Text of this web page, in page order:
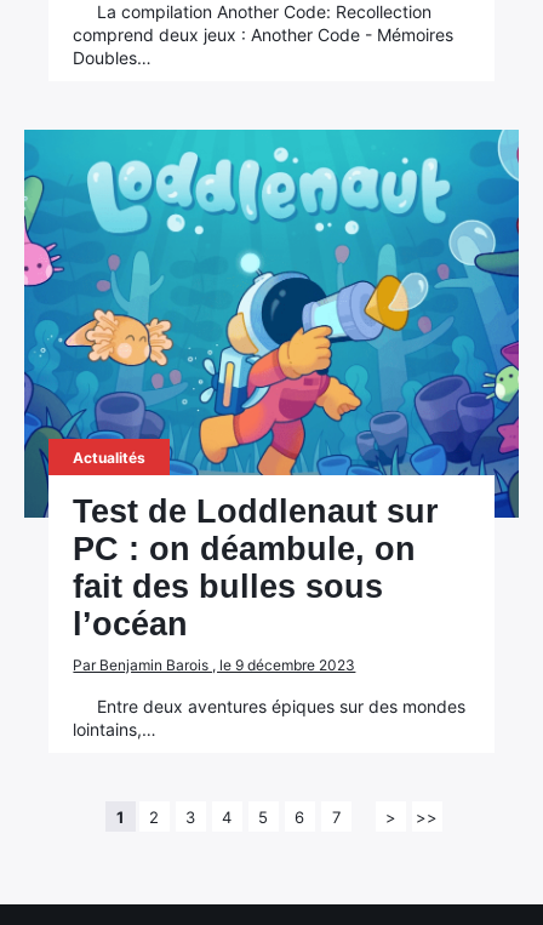
La compilation Another Code: Recollection
comprend deux jeux : Another Code - Mémoires
Doubles…
Actualités
Test de Loddlenaut sur
PC : on déambule, on
fait des bulles sous
l’océan
Par Benjamin Barois , le 9 décembre 2023
Entre deux aventures épiques sur des mondes
lointains,…
1 2 3 4 5 6 7 > >>